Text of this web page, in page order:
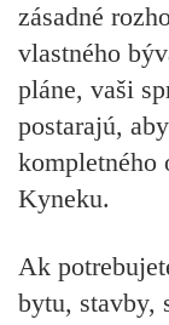
zásadné
vlastného
pláne, vaši
postarajú,
kompletného
Kyneku.
Ak
bytu, stavby,